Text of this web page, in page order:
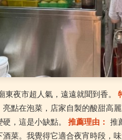
東夜市超人氣，遠遠就聞到香。
亮點在泡菜，店家自製的酸甜高
，這是小缺點。 推薦理由： 推
菜。我覺得它適合夜宵時段，味